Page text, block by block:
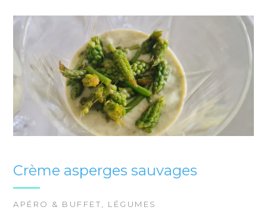
Crème asperges sauvages
APÉRO & BUFFET, LÉGUMES